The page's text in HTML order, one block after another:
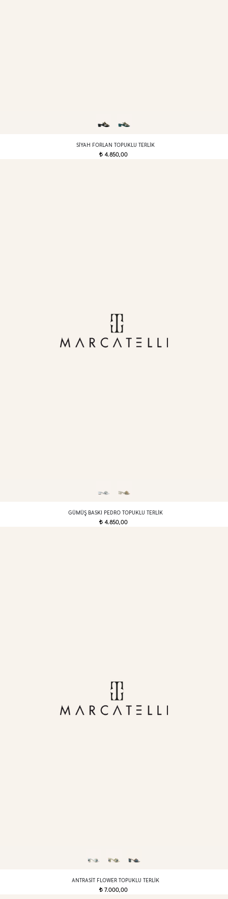
SIYAH FORLAN TOPUKLU TERLIK
t 4.850,00
GÜMÜŞ BASKI PEDRO TOPUKLU TERLIK
t 4.850,00
ANTRASIT FLOWER TOPUKLU TERLIK
t 7.000,00